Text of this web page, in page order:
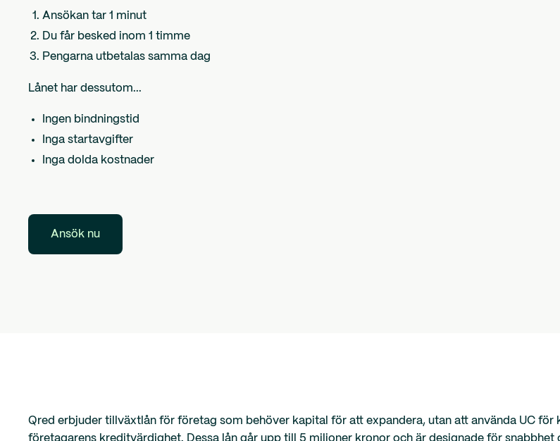
Ansökan tar 1 minut
Du får besked inom 1 timme
Pengarna utbetalas samma dag
Lånet har dessutom...
Ingen bindningstid
Inga startavgifter
Inga dolda kostnader
Ansök nu
Qred erbjuder tillväxtlån för företag som behöver kapital för att expandera, utan att använda UC
företagarens kreditvärdighet. Dessa lån går upp till 5 miljoner kronor och är designade för